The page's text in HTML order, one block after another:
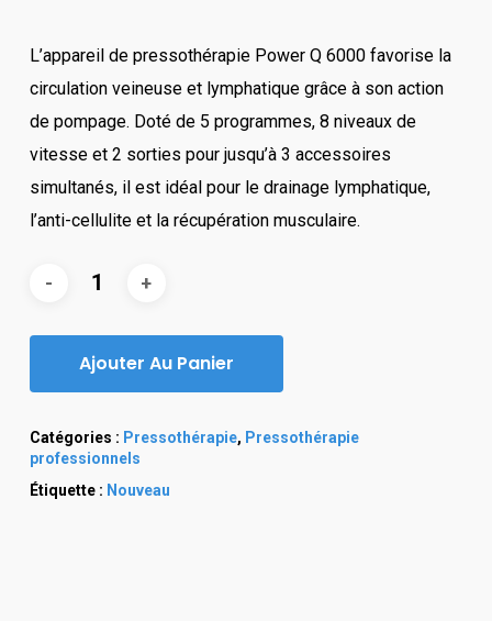
L’appareil de pressothérapie Power Q 6000 favorise la
circulation veineuse et lymphatique grâce à son action
de pompage. Doté de 5 programmes, 8 niveaux de
vitesse et 2 sorties pour jusqu’à 3 accessoires
simultanés, il est idéal pour le drainage lymphatique,
l’anti-cellulite et la récupération musculaire.
Ajouter Au Panier
Catégories : Pressothérapie, Pressothérapie
professionnels
Étiquette : Nouveau